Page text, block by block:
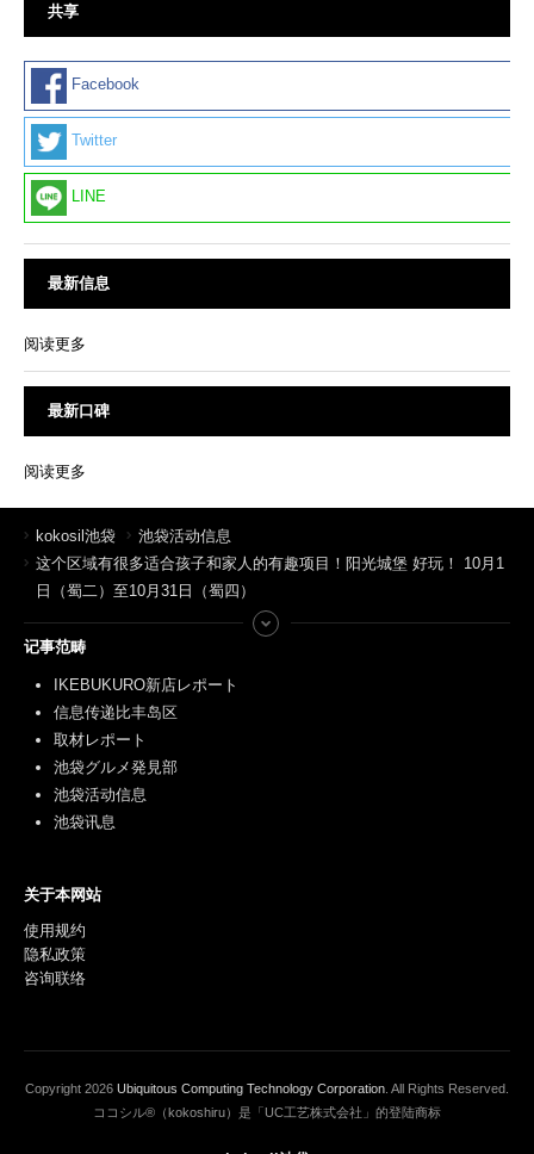
共享
Facebook
Twitter
LINE
最新信息
阅读更多
最新口碑
阅读更多
kokosil池袋
池袋活动信息
这个区域有很多适合孩子和家人的有趣项目！阳光城堡 好玩！ 10月1
日（蜀二）至10月31日（蜀四）
记事范畴
IKEBUKURO新店レポート
信息传递比丰岛区
取材レポート
池袋グルメ発見部
池袋活动信息
池袋讯息
关于本网站
使用规约
隐私政策
咨询联络
Copyright 2026 Ubiquitous Computing Technology Corporation . All Rights Reserved.
ココシル®（kokoshiru）是「UC工艺株式会社」的登陆商标